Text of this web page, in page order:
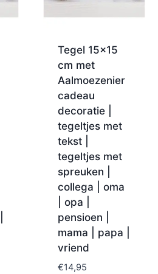
Tegel 15×15
cm met
Aalmoezenier
cadeau
decoratie |
tegeltjes met
tekst |
tegeltjes met
spreuken |
collega | oma
| opa |
pensioen |
mama | papa |
vriend
€14,95